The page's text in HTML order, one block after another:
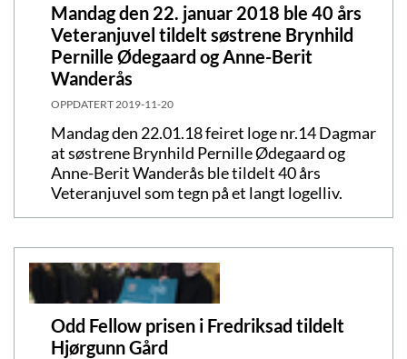
Mandag den 22. januar 2018 ble 40 års
Veteranjuvel tildelt søstrene Brynhild
Pernille Ødegaard og Anne-Berit
Wanderås
OPPDATERT 2019-11-20
Mandag den 22.01.18 feiret loge nr.14 Dagmar
at søstrene Brynhild Pernille Ødegaard og
Anne-Berit Wanderås ble tildelt 40 års
Veteranjuvel som tegn på et langt logelliv.
Odd Fellow prisen i Fredriksad tildelt
Hjørgunn Gård